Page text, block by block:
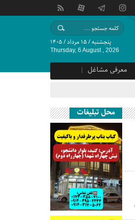
پنجشنبه / ۱۵ مرداد / ۱۴۰۵
Thursday, 6 August , 2026
معرفی مشاغل
محل تبلیغات